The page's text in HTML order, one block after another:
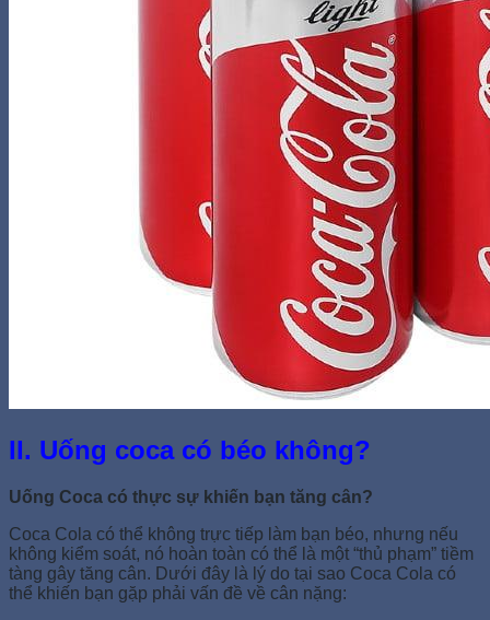
II. Uống coca có béo không?
Uống Coca có thực sự khiến bạn tăng cân?
Coca Cola có thể không trực tiếp làm bạn béo, nhưng nếu
không kiểm soát, nó hoàn toàn có thể là một “thủ phạm” tiềm
tàng gây tăng cân. Dưới đây là lý do tại sao Coca Cola có
thể khiến bạn gặp phải vấn đề về cân nặng: